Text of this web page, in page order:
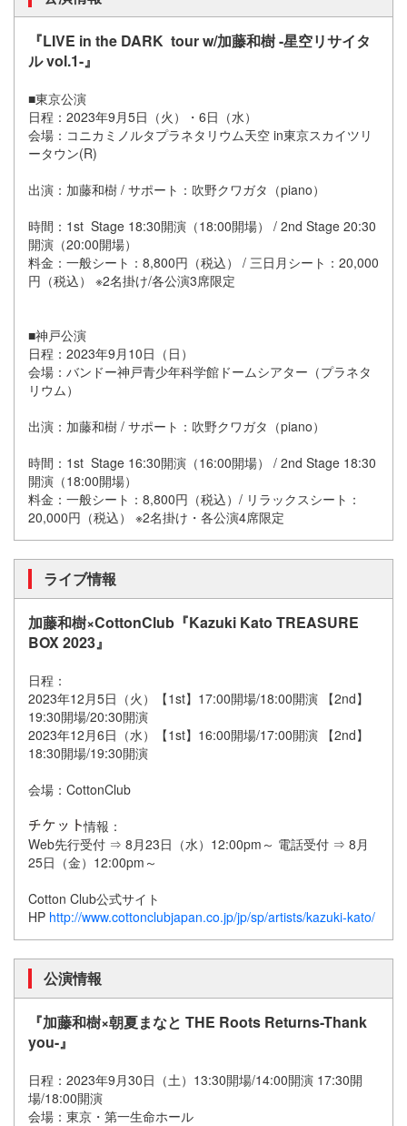
『LIVE in the DARK tour w/加藤和樹 -星空リサイタ
ル vol.1-』
■東京公演
日程：2023年9月5日（火）・6日（水）
会場：コニカミノルタプラネタリウム天空 in東京スカイツリ
ータウン(R)
出演：加藤和樹 / サポート：吹野クワガタ （piano）
時間：1st Stage 18:30開演（18:00開場） / 2nd Stage 20:30
開演（20:00開場）
料金：一般シート：8,800円（税込） / 三日月シート：20,000
円（税込） ※2名掛け/各公演3席限定
■神戸公演
日程：2023年9月10日（日）
会場：バンドー神戸青少年科学館ドームシアター （プラネタ
リウム ）
出演：加藤和樹 / サポート：吹野クワガタ （piano）
時間：1st Stage 16:30開演（16:00開場） / 2nd Stage 18:30
開演（18:00開場）
料金：一般シート：8,800円（税込）/ リラックスシート：
20,000円（税込） ※2名掛け・各公演4席限定
ライブ情報
加藤和樹×CottonClub『Kazuki Kato TREASURE
BOX 2023』
日程：
2023年12月5日（火）【1st】17:00開場/18:00開演 【2nd】
19:30開場/20:30開演
2023年12月6日（水）【1st】16:00開場/17:00開演 【2nd】
18:30開場/19:30開演
会場：CottonClub
情報：
Web先行受付 ⇒ 8月23日（水）12:00pm～ 電話受付 ⇒ 8月
25日（金）12:00pm～
Cotton Club公式サイト
HP http://www.cottonclubjapan.co.jp/jp/sp/artists/kazuki-kato/
公演情報
『加藤和樹×朝夏まなと THE Roots Returns-Thank
you-』
日程：2023年9月30日（土）13:30開場/14:00開演 17:30開
場/18:00開演
会場：東京・第一生命ホール